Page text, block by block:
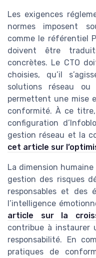
Les exigences
normes imposent
comme le référentiel
doivent être
concrètes. Le CTO
choisies, qu’il
solutions réseau
permettent une mise
conformité. À ce
configuration
gestion réseau et la
cet article sur
La dimension
gestion des risques
responsables et des
l’intelligence
article sur la
contribue à instaurer
responsabilité. En
pratiques de